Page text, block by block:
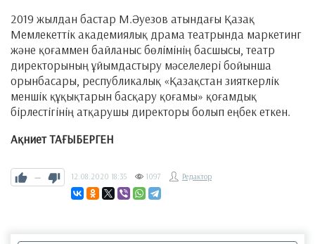
2019 жылдан бастар М.Әуезов атындағы Қазақ
Мемлекеттік академиялық драма театрында маркетинг
және қоғаммен байланыс бөлімінің басшысы, театр
директорының ұйымдастыру мәселелері бойынша
орынбасары, республикалық «Қазақстан зияткерлік
меншік құқықтарын басқару қоғамы» қоғамдық
бірлестігінің атқарушы директоры болып еңбек еткен.
Ақниет ТАҒЫБЕРГЕН
— 12.08.2020 18:35 1097 Редактор